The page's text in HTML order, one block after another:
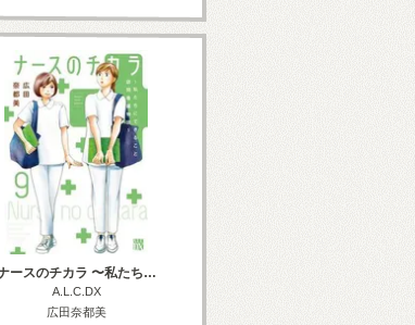
ースのチカラ 〜私たち…
A.L.C.DX
広田奈都美